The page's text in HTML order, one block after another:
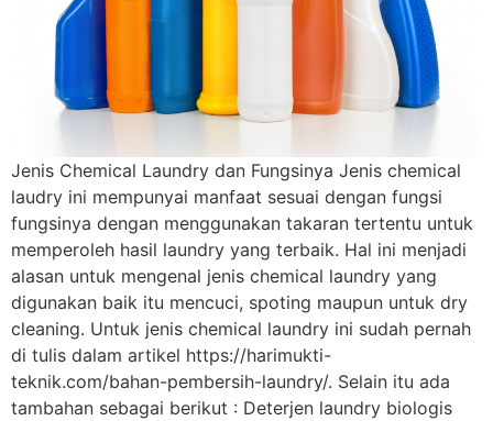
Jenis Chemical Laundry dan Fungsinya Jenis chemical
laudry ini mempunyai manfaat sesuai dengan fungsi
fungsinya dengan menggunakan takaran tertentu untuk
memperoleh hasil laundry yang terbaik. Hal ini menjadi
alasan untuk mengenal jenis chemical laundry yang
digunakan baik itu mencuci, spoting maupun untuk dry
cleaning. Untuk jenis chemical laundry ini sudah pernah
di tulis dalam artikel https://harimukti-
teknik.com/bahan-pembersih-laundry/. Selain itu ada
tambahan sebagai berikut : Deterjen laundry biologis